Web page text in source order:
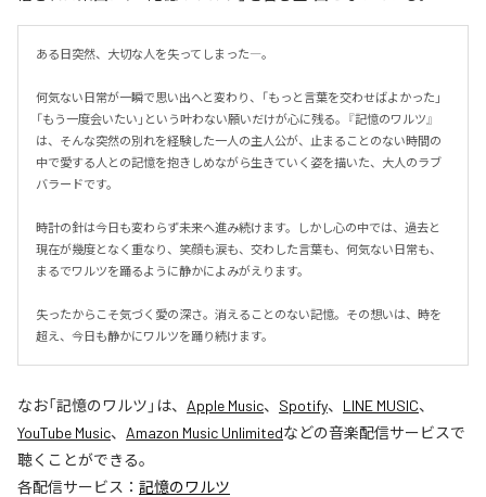
ある日突然、大切な人を失ってしまった―。
何気ない日常が一瞬で思い出へと変わり、「もっと言葉を交わせばよかった」
「もう一度会いたい」という叶わない願いだけが心に残る。『記憶のワルツ』
は、そんな突然の別れを経験した一人の主人公が、止まることのない時間の
中で愛する人との記憶を抱きしめながら生きていく姿を描いた、大人のラブ
バラードです。
時計の針は今日も変わらず未来へ進み続けます。しかし心の中では、過去と
現在が幾度となく重なり、笑顔も涙も、交わした言葉も、何気ない日常も、
まるでワルツを踊るように静かによみがえります。
失ったからこそ気づく愛の深さ。消えることのない記憶。その想いは、時を
超え、今日も静かにワルツを踊り続けます。
なお「記憶のワルツ 」は、 Apple Music、 Spotify、 LINE MUSIC、
YouTube Music、 Amazon Music Unlimitedなどの音楽配信サービスで
聴くことができる。
各配信サービス： 記憶のワルツ